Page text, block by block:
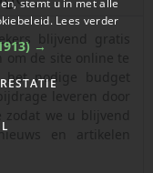
blijvend gratis
om de site online te
nodige budget
leveren door
we u blijvend
en artikelen
stemt u in met alle
Lees verder
→